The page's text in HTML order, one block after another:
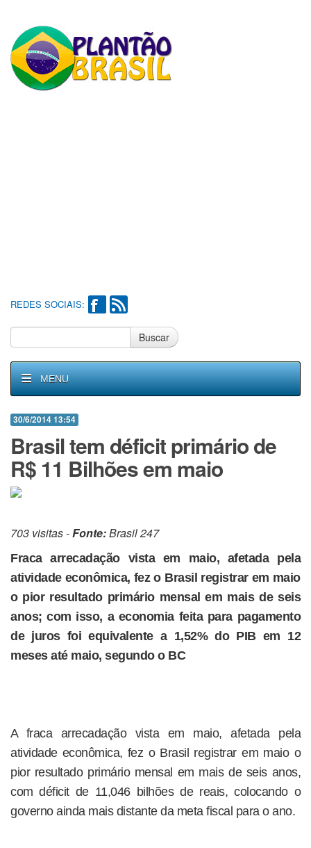
REDES SOCIAIS:
Buscar
MENU
30/6/2014 13:54
Brasil tem déficit primário de
R$ 11 Bilhões em maio
703 visitas -Fonte:Brasil 247
Fraca arrecadação vista em maio, afetada pela
atividade econômica, fez o Brasil registrar em maio
o pior resultado primário mensal em mais de seis
anos; com isso, a economia feita para pagamento
de juros foi equivalente a 1,52% do PIB em 12
meses até maio, segundo o BC
A fraca arrecadação vista em maio, afetada pela
atividade econômica, fez o Brasil registrar em maio o
pior resultado primário mensal em mais de seis anos,
com déficit de 11,046 bilhões de reais, colocando o
governo ainda mais distante da meta fiscal para o ano.